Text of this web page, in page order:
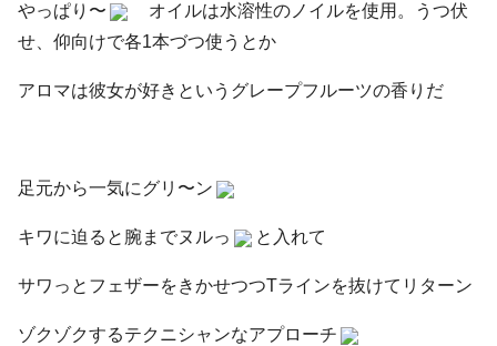
やっぱり〜
オイルは水溶性のノイルを使用。うつ伏
せ、仰向けで各1本づつ使うとか
アロマは彼女が好きというグレープフルーツの香りだ
足元から一気にグリ〜ン
キワに迫ると腕までヌルっ と入れて
サワっとフェザーをきかせつつTラインを抜けてリターン
ゾクゾクするテクニシャンなアプローチ